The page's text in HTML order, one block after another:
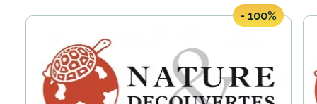
- 100%